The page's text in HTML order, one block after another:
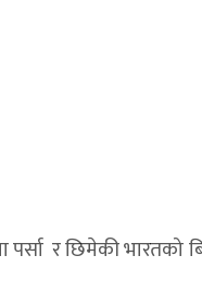
र छिमेकी भारतको